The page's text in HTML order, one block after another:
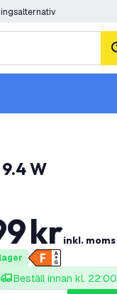
W
krinkl. moms
Beställ innan kl.